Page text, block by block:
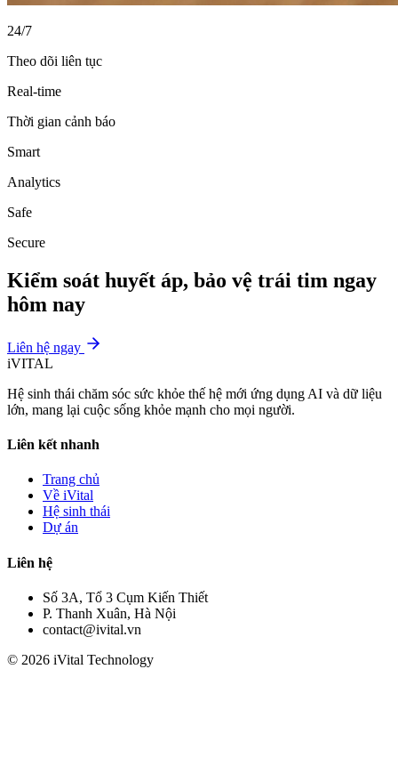
24/7
Theo dõi liên tục
Real-time
Thời gian cảnh báo
Smart
Analytics
Safe
Secure
Kiểm soát huyết áp, bảo vệ trái tim ngay
hôm nay
Liên hệ ngay
iVITAL
Hệ sinh thái chăm sóc sức khỏe thế hệ mới ứng dụng AI và dữ liệu
lớn, mang lại cuộc sống khỏe mạnh cho mọi người.
Liên kết nhanh
Trang chủ
Về iVital
Hệ sinh thái
Dự án
Liên hệ
Số 3A, Tổ 3 Cụm Kiến Thiết
P. Thanh Xuân, Hà Nội
contact@ivital.vn
© 2026 iVital Technology